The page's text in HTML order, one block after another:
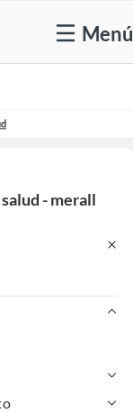
Menú
salud - merall